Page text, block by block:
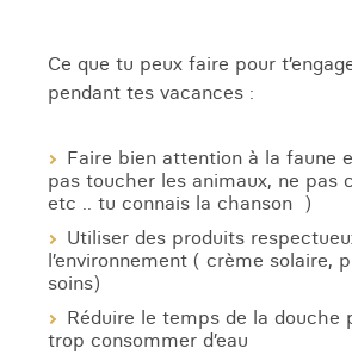
Ce que tu peux faire pour
pendant tes vacances :
Faire bien attention à la faune
pas toucher les animaux, ne pas
etc .. tu connais la chanson )
Utiliser des produits
l’environnement ( crème solaire,
soins)
Réduire le temps de la douche
trop consommer d’eau